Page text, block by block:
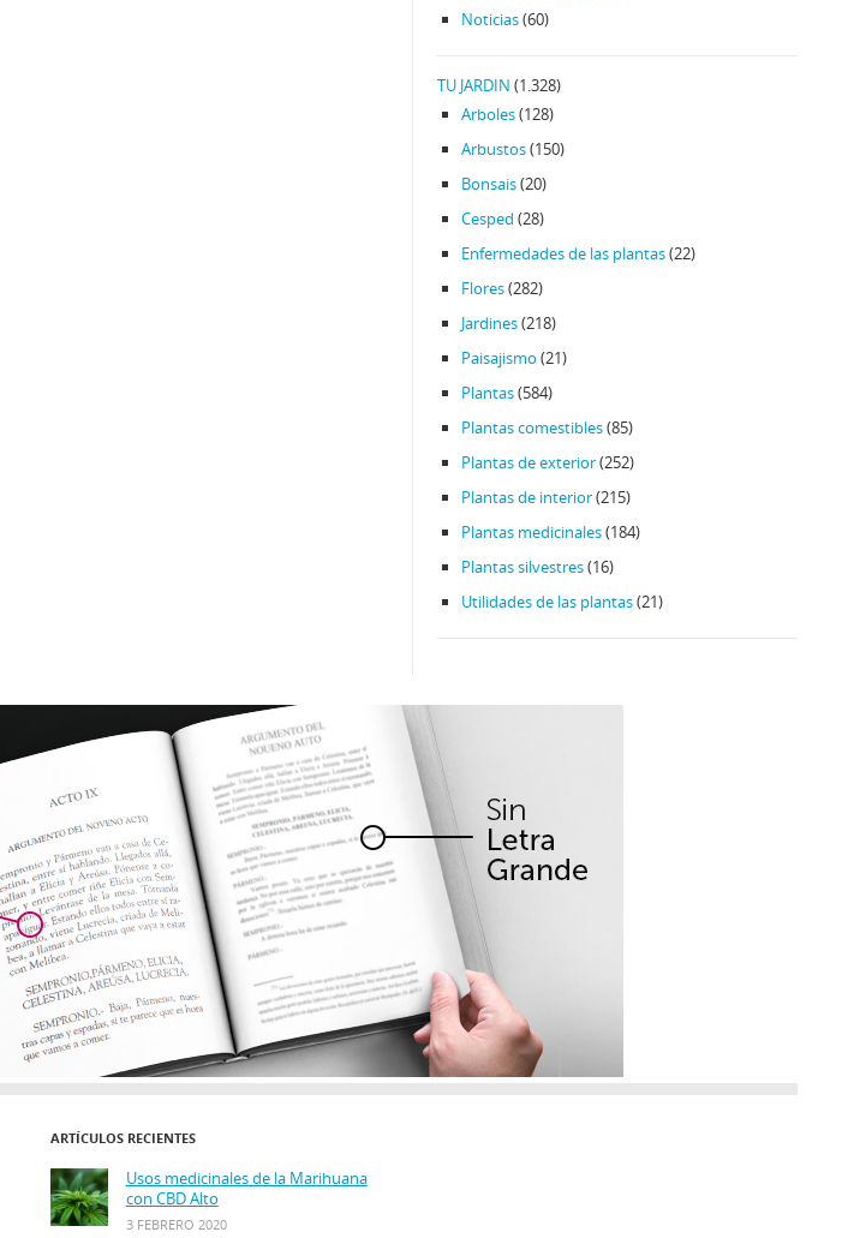
Noticias(60)
TU JARDIN (1.328)
Arboles(128)
Arbustos(150)
Bonsais(20)
Cesped (28)
Enfermedades de las plantas(22)
Flores(282)
Jardines(218)
Paisajismo (21)
Plantas(584)
Plantas comestibles(85)
Plantas de exterior(252)
Plantas de interior(215)
Plantas medicinales(184)
Plantas silvestres(16)
Utilidades de las plantas(21)
ARTÍCULOS RECIENTES
Usos medicinales de la Marihuana
con CBD Alto
3 FEBRERO 2020